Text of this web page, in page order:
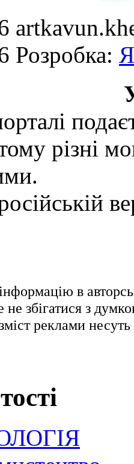
Розробка:
різні
в
збігатися з
реклами